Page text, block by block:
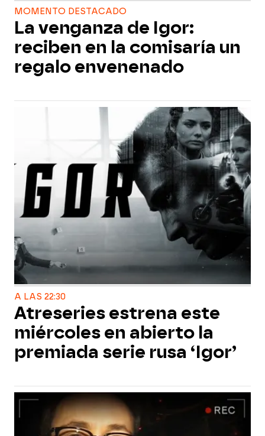
MOMENTO DESTACADO
La venganza de Igor:
reciben en la comisaría un
regalo envenenado
A LAS 22:30
Atreseries estrena este
miércoles en abierto la
premiada serie rusa ‘Igor’